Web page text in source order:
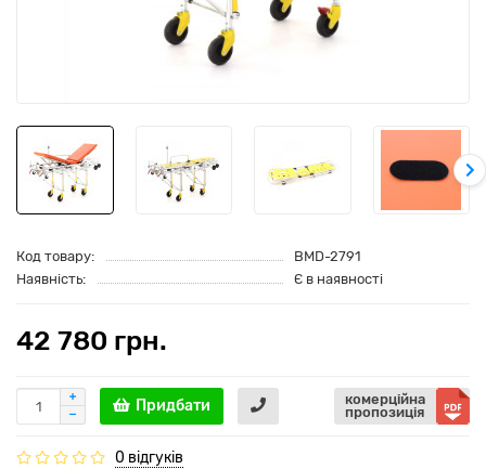
Код товару:
BMD-2791
Наявність:
Є в наявності
42 780 грн.
Придбати
комерційна
пропозиція
0 відгуків